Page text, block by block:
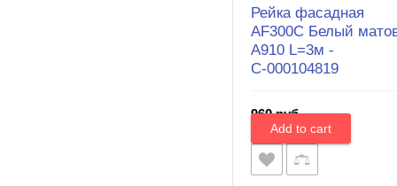
Рейка фасадная
AF300C Белый
А910 L=3м -
С-000104819
960 руб.